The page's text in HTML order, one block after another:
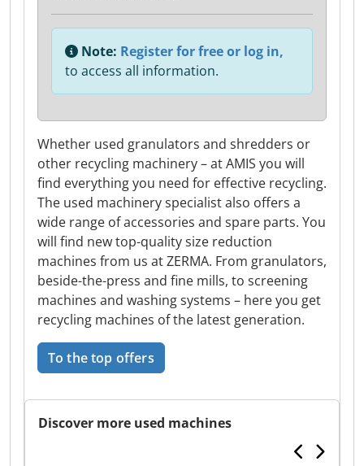
Whether used granulators and shredders or
other recycling machinery – at AMIS you will
find everything you need for effective recycling.
The used machinery specialist also offers a
wide range of accessories and spare parts. You
will find new top-quality size reduction
machines from us at ZERMA. From granulators,
beside-the-press and fine mills, to screening
machines and washing systems – here you get
recycling machines of the latest generation.
To the top offers
Note: Register for free or log in,
to access all information.
Discover more used machines